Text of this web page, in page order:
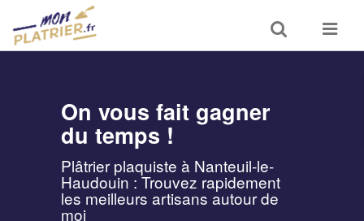
Toggle
search
Toggle
On vous fait gagner
du temps !
Plâtrier plaquiste à Nanteuil-le-
Haudouin : Trouvez rapidement
les meilleurs artisans autour de
moi